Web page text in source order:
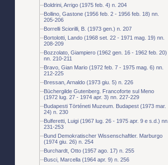
Boldrini, Arrigo (1975 feb. 4) n. 204
Bollino, Gastone (1956 feb. 2 - 1956 feb. 18) nn.
205-206
Borrelli Sciorilli, B. (1973 gen.) n. 207
Bortolotti, Lando (1968 set. 22 - 1971 mag. 19) nn.
208-209
Bozzolato, Giampiero (1962 gen. 16 - 1962 feb. 20)
nn. 210-211
Bravo, Gian Mario (1972 feb. 7 - 1975 mag. 6) nn.
212-225
Bressan, Arnaldo (1973 giu. 5) n. 226
Büchergilde Gutenberg. Francoforte sul Meno
(1972 lug. 27 - 1974 apr. 3) nn. 227-229
Budapesti Történeti Muzeum. Budapest (1973 mar.
24) n. 230
Bulferetti, Luigi (1967 lug. 26 - 1975 apr. 9 e s.d.) nn.
231-253
Bund Demokratischer Wissenschaftler. Marburgo
(1974 giu. 26) n. 254
Burchardt, Otto (1957 ago. 17) n. 255
Busci, Marcella (1964 apr. 9) n. 256